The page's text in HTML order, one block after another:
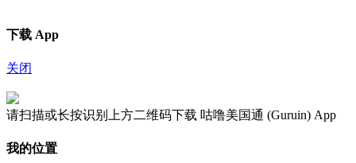
下载 App
关闭
请扫描或长按识别上方二维码下载 咕噜美国通 (Guruin) App
我的位置